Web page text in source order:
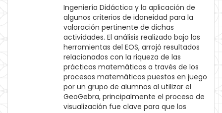
Ingeniería Didáctica y la aplicación de
algunos criterios de idoneidad para la
valoración pertinente de dichas
actividades. El análisis realizado bajo las
herramientas del EOS, arrojó resultados
relacionados con la riqueza de las
prácticas matemáticas a través de los
procesos matemáticos puestos en juego
por un grupo de alumnos al utilizar el
GeoGebra, principalmente el proceso de
visualización fue clave para que los